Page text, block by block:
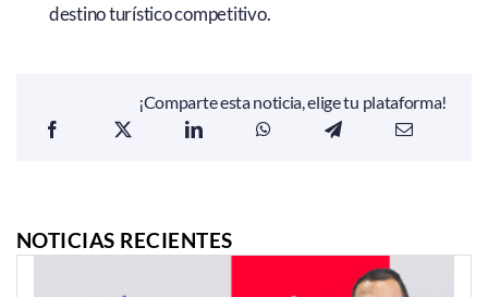
destino turístico competitivo.
¡Comparte esta noticia, elige tu plataforma!
NOTICIAS RECIENTES